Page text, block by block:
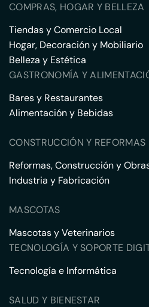
COMPRAS, HOGAR Y BELLEZA
Tiendas y Comercio Local
Hogar, Decoración y Mobiliario
Belleza y Estética
GASTRONOMÍA Y
Bares y Restaurantes
Alimentación y Bebidas
CONSTRUCCIÓN Y REFORMAS
Reformas, Construcción y
Industria y Fabricación
MASCOTAS
Mascotas y Veterinarios
TECNOLOGÍA Y SOPORTE
Tecnología e Informática
SALUD Y BIENESTAR